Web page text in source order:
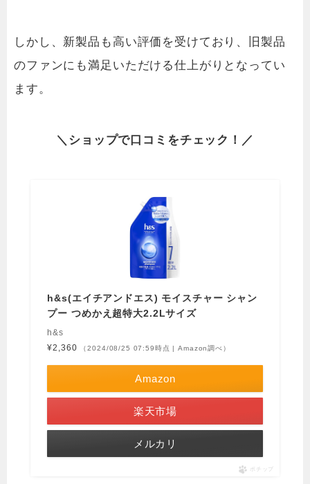
しかし、新製品も高い評価を受けており、旧製品
のファンにも満足いただける仕上がりとなってい
ます。
＼ ショップで口コミをチェック！／
h&s(エイチアンドエス) モイスチャー シャン
プー つめかえ超特大2.2Lサイズ
h&s
¥2,360
（2024/08/25 07:59時点 | Amazon調べ）
Amazon
楽天市場
メルカリ
ポチップ